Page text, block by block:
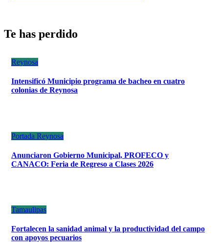
Te has perdido
Reynosa
Intensificó Municipio programa de bacheo en cuatro
colonias de Reynosa
Portada Reynosa
Anunciaron Gobierno Municipal, PROFECO y
CANACO: Feria de Regreso a Clases 2026
Tamaulipas
Fortalecen la sanidad animal y la productividad del campo
con apoyos pecuarios